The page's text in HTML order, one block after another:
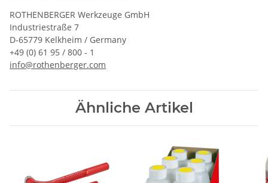
ROTHENBERGER Werkzeuge GmbH
Industriestraße 7
D-65779 Kelkheim / Germany
+49 (0) 61 95 / 800 - 1
info@rothenberger.com
Ähnliche Artikel